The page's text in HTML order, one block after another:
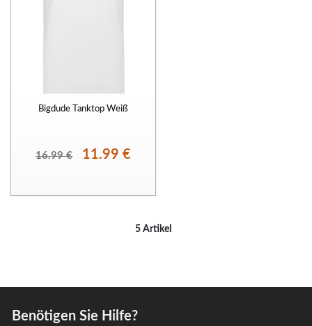
Bigdude Tanktop Weiß
16.99 € 11.99 €
5 Artikel
Benötigen Sie Hilfe?